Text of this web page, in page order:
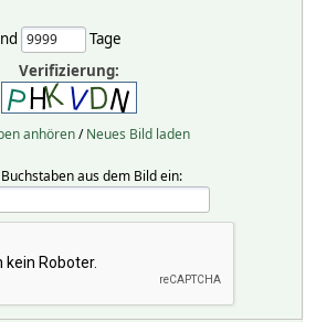
Tage
Verifizierung:
anhören/Neues Bild laden
aus dem Bild ein: